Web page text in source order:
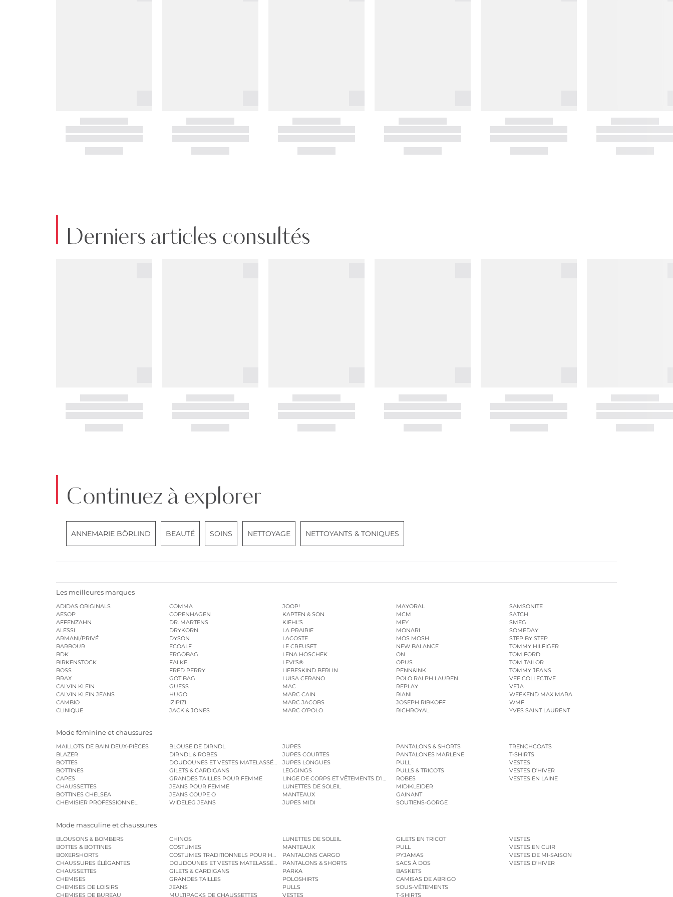
Derniers articles consultés
Continuez à explorer
ANNEMARIE BÖRLIND BEAUTÉ SOINS NETTOYAGE NETTOYANTS & TONIQUES
Les meilleures marques
ADIDAS ORIGINALS
AESOP
AFFENZAHN
ALESSI
ARMANI/PRIVÉ
BARBOUR
BDK
BIRKENSTOCK
BOSS
BRAX
CALVIN KLEIN
CALVIN KLEIN JEANS
CAMBIO
CLINIQUE
COMMA
COPENHAGEN
DR. MARTENS
DRYKORN
DYSON
ECOALF
ERGOBAG
FALKE
FRED PERRY
GOT BAG
GUESS
HUGO
IZIPIZI
JACK & JONES
JOOP!
KAPTEN & SON
KIEHL’S
LA PRAIRIE
LACOSTE
LE CREUSET
LENA HOSCHEK
LEVI’S®
LIEBESKIND BERLIN
LUISA CERANO
MAC
MARC CAIN
MARC JACOBS
MARC O’POLO
MAYORAL
MCM
MEY
MONARI
MOS MOSH
NEW BALANCE
ON
OPUS
PENN&INK
POLO RALPH LAUREN
REPLAY
RIANI
JOSEPH RIBKOFF
RICHROYAL
SAMSONITE
SATCH
SMEG
SOMEDAY
STEP BY STEP
TOMMY HILFIGER
TOM FORD
TOM TAILOR
TOMMY JEANS
VEE COLLECTIVE
VEJA
WEEKEND MAX MARA
WMF
YVES SAINT LAURENT
Mode féminine et chaussures
MAILLOTS DE BAIN DEUX-PIÈCES
BLAZER
BOTTES
BOTTINES
CAPES
CHAUSSETTES
BOTTINES CHELSEA
CHEMISIER PROFESSIONNEL
BLOUSE DE DIRNDL
DIRNDL & ROBES
DOUDOUNES ET VESTES MATELASSÉES
GILETS & CARDIGANS
GRANDES TAILLES POUR FEMME
JEANS POUR FEMME
JEANS COUPE O
WIDELEG JEANS
JUPES
JUPES COURTES
JUPES LONGUES
LEGGINGS
LINGE DE CORPS ET VÊTEMENTS D’INTÉRIEUR
LUNETTES DE SOLEIL
MANTEAUX
JUPES MIDI
PANTALONS & SHORTS
PANTALONES MARLENE
PULL
PULLS & TRICOTS
ROBES
MIDIKLEIDER
GAINANT
SOUTIENS-GORGE
TRENCHCOATS
T-SHIRTS
VESTES
VESTES D’HIVER
VESTES EN LAINE
Mode masculine et chaussures
BLOUSONS & BOMBERS
BOTTES & BOTTINES
BOXERSHORTS
CHAUSSURES ÉLÉGANTES
CHAUSSETTES
CHEMISES
CHEMISES DE LOISIRS
CHEMISES DE BUREAU
CHINOS
COSTUMES
COSTUMES TRADITIONNELS POUR HOMME
DOUDOUNES ET VESTES MATELASSÉES
GILETS & CARDIGANS
GRANDES TAILLES
JEANS
MULTIPACKS DE CHAUSSETTES
LUNETTES DE SOLEIL
MANTEAUX
PANTALONS CARGO
PANTALONS & SHORTS
PARKA
POLOSHIRTS
PULLS
VESTES
GILETS EN TRICOT
PULL
PYJAMAS
SACS À DOS
BASKETS
CAMISAS DE ABRIGO
SOUS-VÊTEMENTS
T-SHIRTS
VESTES
VESTES EN CUIR
VESTES DE MI-SAISON
VESTES D’HIVER